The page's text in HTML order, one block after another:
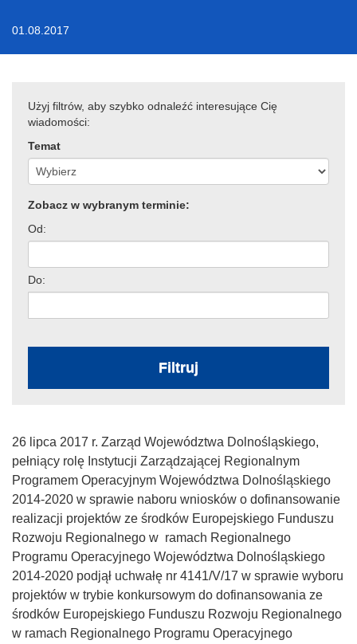
01.08.2017
Użyj filtrów, aby szybko odnaleźć interesujące Cię
wiadomości:
Temat
Zobacz w wybranym terminie:
Od:
Do:
Filtruj
26 lipca 2017 r. Zarząd Województwa Dolnośląskiego,
pełniący rolę Instytucji Zarządzającej Regionalnym
Programem Operacyjnym Województwa Dolnośląskiego
2014-2020 w sprawie naboru wniosków o dofinansowanie
realizacji projektów ze środków Europejskiego Funduszu
Rozwoju Regionalnego w ramach Regionalnego
Programu Operacyjnego Województwa Dolnośląskiego
2014-2020 podjął uchwałę nr 4141/V/17 w sprawie wyboru
projektów w trybie konkursowym do dofinansowania ze
środków Europejskiego Funduszu Rozwoju Regionalnego
w ramach Regionalnego Programu Operacyjnego